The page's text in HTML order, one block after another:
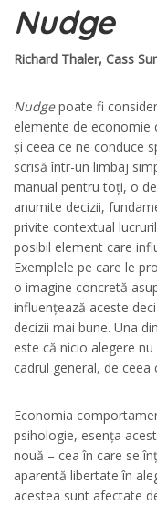
Nudge
Richard Thaler, Cass
Nudgepoate fi
elemente de
și ceea ce ne conduce
scrisă într-un limbaj
manual pentru toți, o
anumite decizii,
privite contextual
posibil element care
Exemplele pe care le
o imagine concretă
influențează aceste
decizii mai bune. Una
este că nicio alegere
cadrul general, de ceea
Economia
psihologie, esența
nouă – cea în care se
aparentă libertate în
acestea sunt afectate